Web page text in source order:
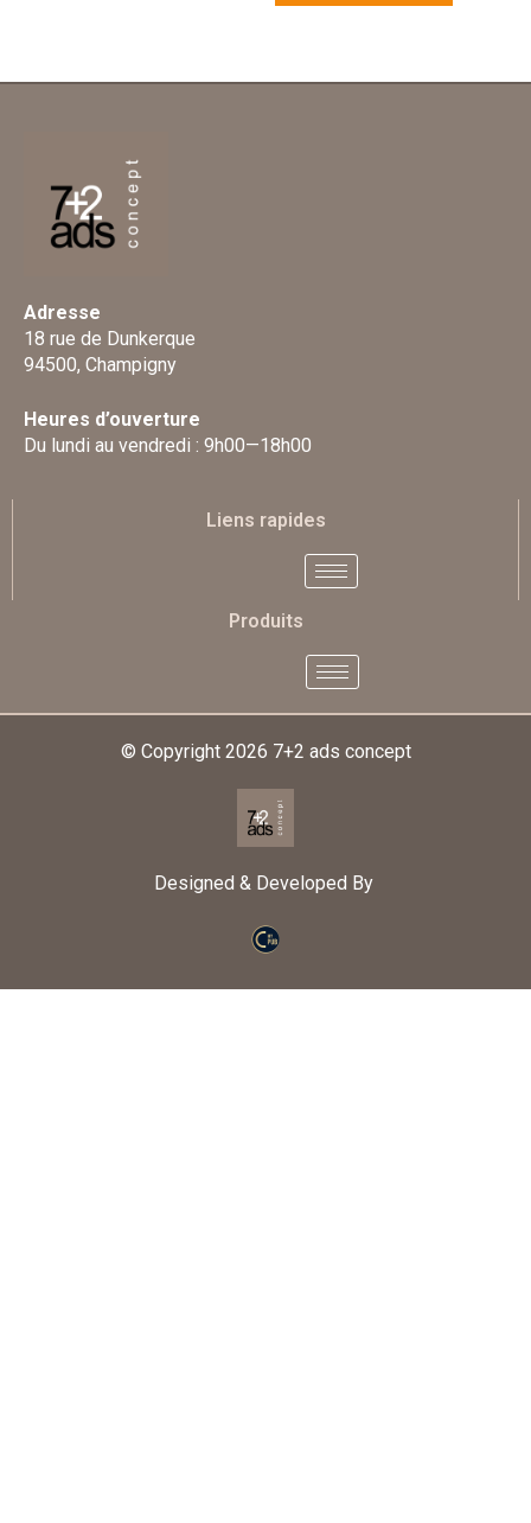
Adresse
18 rue de Dunkerque
94500, Champigny
Heures d’ouverture
Du lundi au vendredi : 9h00—18h00
Liens rapides
Produits
© Copyright 2026 7+2 ads concept
Designed & Developed By